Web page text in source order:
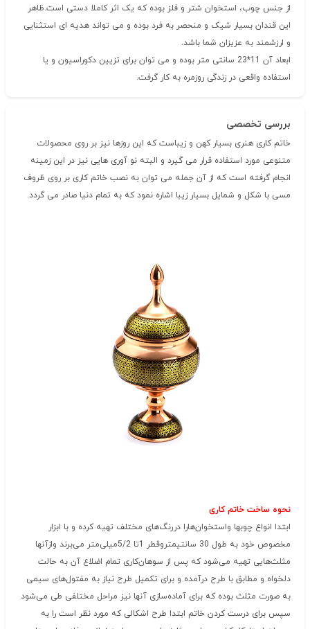
از جنس چوب، استخوان شتر و فلز بوده که یک اثر کاملا دستی است.ظاهر
این قندان بسیار شیک و منحصر به فرد بوده و می تواند هدیه ای استثنایی
و ارزشمند به عزیزان شما باشد.
ابعاد آن 11*23 سانتی متر بوده و می توان برای تزیین دکوراسیون و یا
استفاده واقعی در زندگی روزمره به کار گرفت.
بررسی تخصصی
خاتم کاری هنری بسیار کهن و زیباست که این روزها نیز بر روی محصولات
متنوعی مورد استفاده قرار می گیرد و البته نو آوری هایی نیز در این زمینه
انجام گرفته است که از آن جمله می توان به نصب خاتم کاری بر روی ظروف
مسی با شکل و شمایل بسیار زیبا اشاره نمود که به تمام دنیا صادر می گردد.
نحوه ساخت خاتم کاری
ابتدا انواع چوبها واستخوان‌هارا دررنگ‌های مختلف تهیه کرده و با ابزار
مخصوص خود به طول 30 سانتیمتروقطر 1تا 5/2میلی‌متر می‌برند وازآنها
مثلث‌هایی تهیه می‌شود که پس از سوهان‌کاری تمام اضلاع آن به حالت
دلخواه و مطابق با طرح درآمده و برای تکمیل طرح نیاز به مفتول‌های سیمی
به صورت مثلث بوده که برای آماده‌سازی آنها نیز مراحل مختلفی طی می‌شود
سپس برای درست کردن خاتم ابتدا طرح اشکالی که مورد نظر است را به